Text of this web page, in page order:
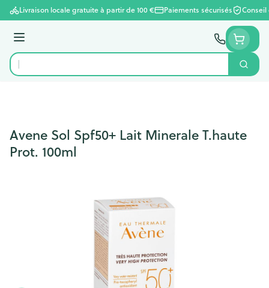
Aller au contenu
Livraison locale gratuite à partir de 100 € Paiements sécurisés
Menu
Rechercher
Avene Sol Spf50+ Lait Minerale T.haute
Prot. 100ml